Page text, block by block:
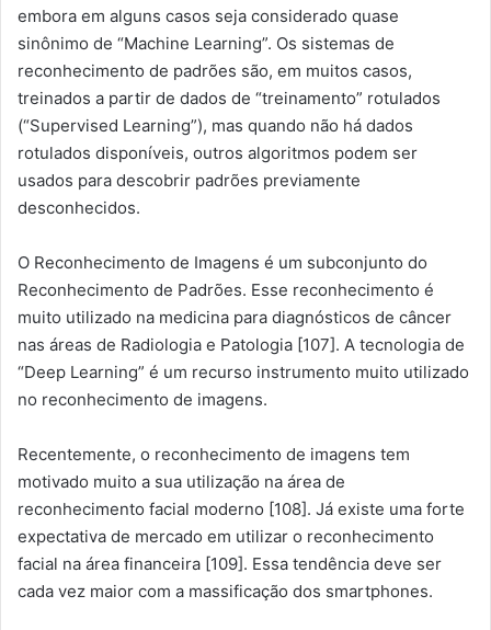
embora em alguns casos seja considerado quase
sinônimo de “Machine Learning”. Os sistemas de
reconhecimento de padrões são, em muitos casos,
treinados a partir de dados de “treinamento” rotulados
(“Supervised Learning”), mas quando não há dados
rotulados disponíveis, outros algoritmos podem ser
usados para descobrir padrões previamente
desconhecidos.
O Reconhecimento de Imagens é um subconjunto do
Reconhecimento de Padrões. Esse reconhecimento é
muito utilizado na medicina para diagnósticos de câncer
nas áreas de Radiologia e Patologia [107]. A tecnologia de
“Deep Learning” é um recurso instrumento muito utilizado
no reconhecimento de imagens.
Recentemente, o reconhecimento de imagens tem
motivado muito a sua utilização na área de
reconhecimento facial moderno [108]. Já existe uma forte
expectativa de mercado em utilizar o reconhecimento
facial na área financeira [109]. Essa tendência deve ser
cada vez maior com a massificação dos smartphones.